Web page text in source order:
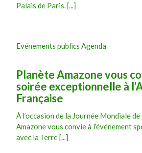
Palais de Paris. [...]
Evénements publics Agenda
Planète Amazone vous
soirée exceptionnelle à
Française
À l’occasion de la Journée Mondiale
Amazone vous convie à l’événement
avec la Terre [...]